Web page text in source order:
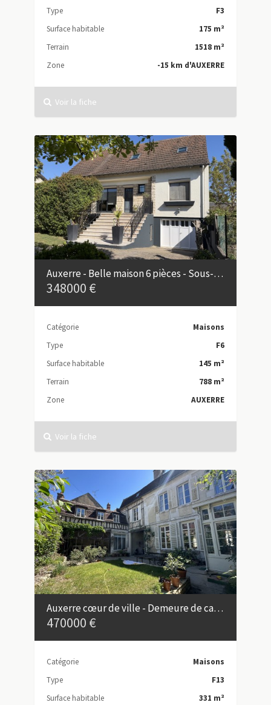
Type
F3
Surface habitable
175 m²
Terrain
1518 m²
Zone
-15 km d'AUXERRE
Voir la fiche
Auxerre - Belle maison 6 pièces - Sous-sol total
348000 €
Catégorie
Maisons
Type
F6
Surface habitable
145 m²
Terrain
788 m²
Zone
AUXERRE
Voir la fiche
Auxerre cœur de ville - Demeure de caractère de plus de 330 m²
470000 €
Catégorie
Maisons
Type
F13
Surface habitable
331 m²